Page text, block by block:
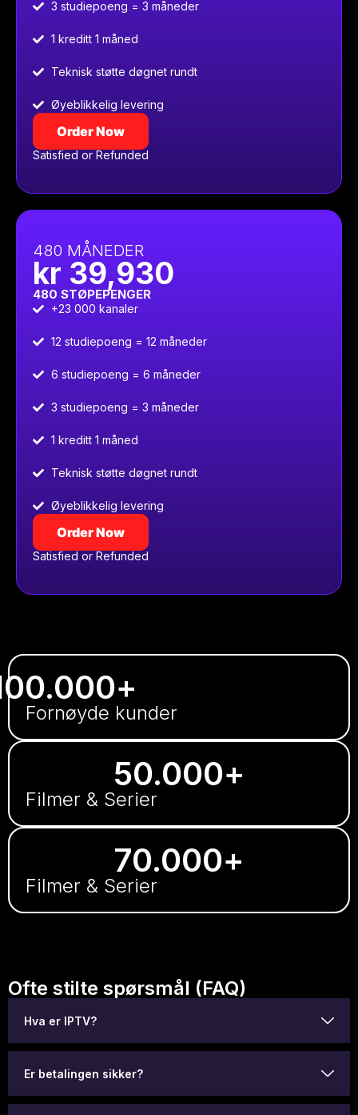
3 studiepoeng = 3 måneder
1 kreditt 1 måned
Teknisk støtte døgnet rundt
Øyeblikkelig levering
Order Now
Satisfied or Refunded
480 MÅNEDER
kr 39,930
480 STØPEPENGER
+23 000 kanaler
12 studiepoeng = 12 måneder
6 studiepoeng = 6 måneder
3 studiepoeng = 3 måneder
1 kreditt 1 måned
Teknisk støtte døgnet rundt
Øyeblikkelig levering
Order Now
Satisfied or Refunded
+
Fornøyde kunder
50.000+
Filmer & Serier
70.000+
Filmer & Serier
Ofte stilte spørsmål (FAQ)
Hva er IPTV?
Er betalingen sikker?